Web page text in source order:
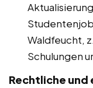
Waldfeucht,
Schulungen
Rechtliche und